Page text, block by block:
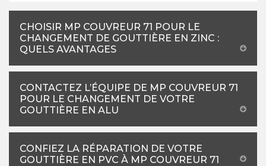
CHOISIR MP COUVREUR 71 POUR LE
CHANGEMENT DE GOUTTIÈRE EN ZINC :
QUELS AVANTAGES
CONTACTEZ L’ÉQUIPE DE MP COUVREUR 71
POUR LE CHANGEMENT DE VOTRE
GOUTTIÈRE EN ALU
CONFIEZ LA RÉPARATION DE VOTRE
GOUTTIÈRE EN PVC À MP COUVREUR 71